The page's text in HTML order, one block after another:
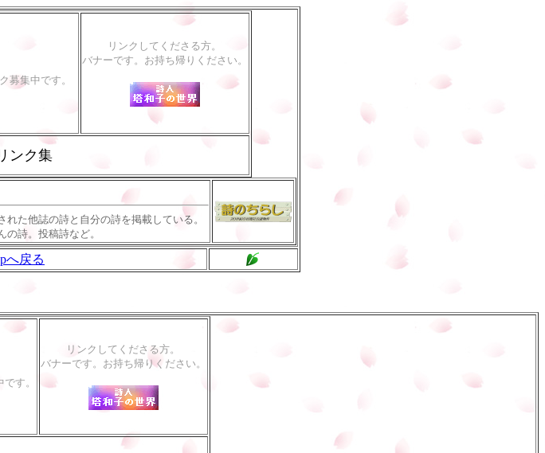
募集中です。
リンクしてくださる方。
バナーです。お持ち帰りください。
ンク集
た他誌の詩と自分の詩を掲載している。
詩。投稿詩など。
へ戻る
す。
リンクしてくださる方。
バナーです。お持ち帰りください。